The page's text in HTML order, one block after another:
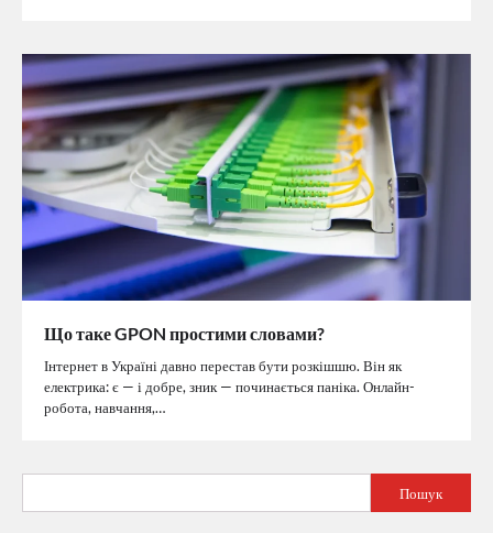
Що таке GPON простими словами?
Інтернет в Україні давно перестав бути розкішшю. Він як
електрика: є — і добре, зник — починається паніка. Онлайн-
робота, навчання,…
Пошук